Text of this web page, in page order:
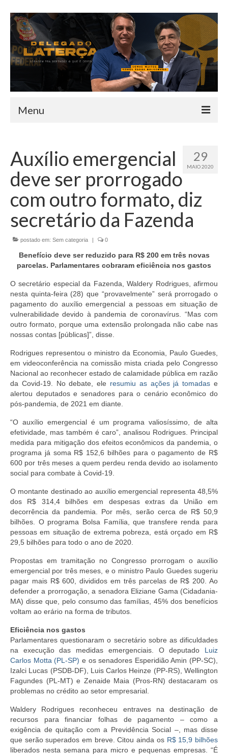
Menu
QUEM SOU
INFORMATIVO
TEAM
MANDATO
EMENDAS
PROPOSTAS LEGISLATIVAS
TRANSPARÊNCIA
AGENDA
CONTATO
29
MAIO 2020
Auxílio emergencial
deve ser prorrogado
com outro formato, diz
secretário da Fazenda
postado em: Sem categoria | 0
Benefício deve ser reduzido para R$ 200 em três novas
parcelas. Parlamentares cobraram eficiência nos gastos
O secretário especial da Fazenda, Waldery Rodrigues, afirmou
nesta quinta-feira (28) que “provavelmente” será prorrogado o
pagamento do auxílio emergencial a pessoas em situação de
vulnerabilidade devido à pandemia de coronavírus. “Mas com
outro formato, porque uma extensão prolongada não cabe nas
nossas contas [públicas]”, disse.
Rodrigues representou o ministro da Economia, Paulo Guedes,
em videoconferência na comissão mista criada pelo Congresso
Nacional ao reconhecer estado de calamidade pública em razão
da Covid-19. No debate, ele resumiu as ações já tomadas e
alertou deputados e senadores para o cenário econômico do
pós-pandemia, de 2021 em diante.
“O auxílio emergencial é um programa valiosíssimo, de alta
efetividade, mas também é caro”, analisou Rodrigues. Principal
medida para mitigação dos efeitos econômicos da pandemia, o
programa já soma R$ 152,6 bilhões para o pagamento de R$
600 por três meses a quem perdeu renda devido ao isolamento
social para combate à Covid-19.
O montante destinado ao auxílio emergencial representa 48,5%
dos R$ 314,4 bilhões em despesas extras da União em
decorrência da pandemia. Por mês, serão cerca de R$ 50,9
bilhões. O programa Bolsa Família, que transfere renda para
pessoas em situação de extrema pobreza, está orçado em R$
29,5 bilhões para todo o ano de 2020.
Propostas em tramitação no Congresso prorrogam o auxílio
emergencial por três meses, e o ministro Paulo Guedes sugeriu
pagar mais R$ 600, divididos em três parcelas de R$ 200. Ao
defender a prorrogação, a senadora Eliziane Gama (Cidadania-
MA) disse que, pelo consumo das famílias, 45% dos benefícios
voltam ao erário na forma de tributos.
Eficiência nos gastos
Parlamentares questionaram o secretário sobre as dificuldades
na execução das medidas emergenciais. O deputado Luiz
Carlos Motta (PL-SP) e os senadores Esperidião Amin (PP-SC),
Izalci Lucas (PSDB-DF), Luis Carlos Heinze (PP-RS), Wellington
Fagundes (PL-MT) e Zenaide Maia (Pros-RN) destacaram os
problemas no crédito ao setor empresarial.
Waldery Rodrigues reconheceu entraves na destinação de
recursos para financiar folhas de pagamento – como a
exigência de quitação com a Previdência Social –, mas disse
que serão superados em breve. Citou ainda os R$ 15,9 bilhões
liberados nesta semana para micro e pequenas empresas. “É